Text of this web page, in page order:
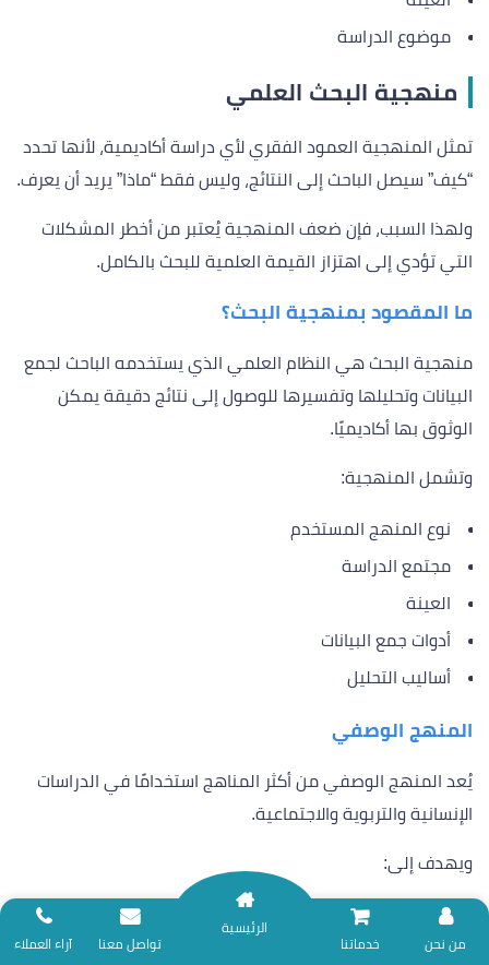
موضوع الدراسة
منهجية البحث العلمي
تمثل المنهجية العمود الفقري لأي دراسة أكاديمية، لأنها تحدد
“كيف” سيصل الباحث إلى النتائج، وليس فقط “ماذا” يريد أن يعرف.
ولهذا السبب، فإن ضعف المنهجية يُعتبر من أخطر المشكلات
التي تؤدي إلى اهتزاز القيمة العلمية للبحث بالكامل.
ما المقصود بمنهجية البحث؟
منهجية البحث هي النظام العلمي الذي يستخدمه الباحث لجمع
البيانات وتحليلها وتفسيرها للوصول إلى نتائج دقيقة يمكن
الوثوق بها أكاديميًا.
وتشمل المنهجية:
نوع المنهج المستخدم
مجتمع الدراسة
العينة
أدوات جمع البيانات
أساليب التحليل
المنهج الوصفي
يُعد المنهج الوصفي من أكثر المناهج استخدامًا في الدراسات
الإنسانية والتربوية والاجتماعية.
ويهدف إلى:
وصف الظاهرة كما هي
تحليل خصائصها
نلتزم بتقديم خدمات المساندة البحثية وفق ضوابط الأمانة العلمية؛ لذا نعتذر عن
آراء العملاء تواصل معنا
الرئيسية
خدماتنا
من نحن